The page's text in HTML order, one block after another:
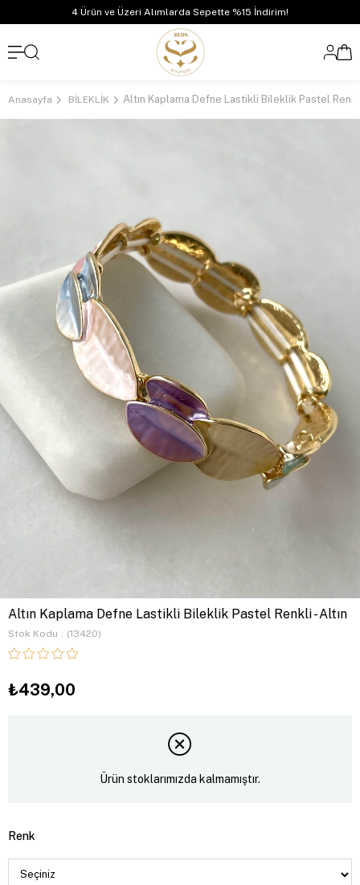
4 Ürün ve Üzeri Alımlarda Sepette %15 İndirim!
Anasayfa BİLEKLİK Altın Kaplama Defne Lastikli Bileklik Pastel
Altın Kaplama Defne Lastikli Bileklik Pastel Renkli - Altın
Stok Kodu (13420)
₺439,00
Ürün stoklarımızda kalmamıştır.
Renk